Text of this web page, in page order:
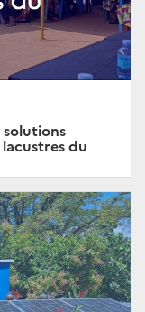
solutions
lacustres du